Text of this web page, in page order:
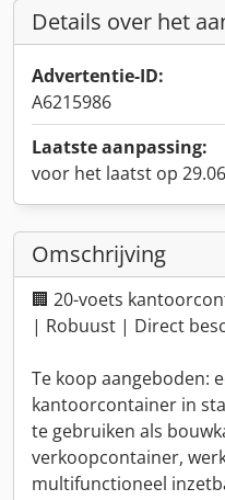
Details over het
Advertentie-ID:
A6215986
Laatste aanpassing:
voor het laatst op
Omschrijving
🏢 20-voets
| Robuust | Direct
Te koop aangeboden:
kantoorcontainer in
te gebruiken als
verkoopcontainer,
multifunctioneel